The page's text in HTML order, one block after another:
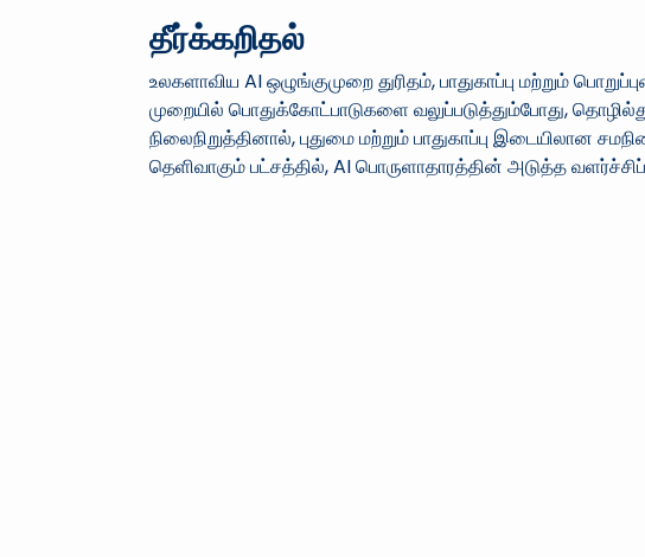
தீர்க்கறிதல்
உலகளாவிய AI ஒழுங்குமுறை துரிதம், பாதுகாப்பு மற்றும்
முறையில் பொதுக்கோட்பாடுகளை வலுப்படுத்தும்போது,
நிலைநிறுத்தினால், புதுமை மற்றும் பாதுகாப்பு இடையிலான
தெளிவாகும் பட்சத்தில், AI பொருளாதாரத்தின் அடுத்த வளர்ச்சிப்